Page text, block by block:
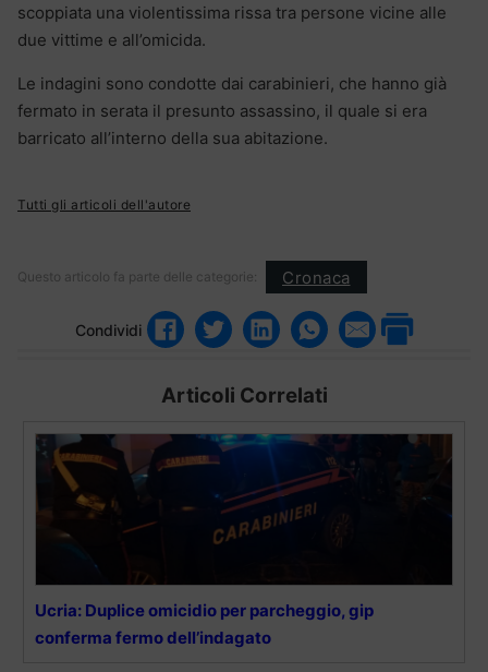
scoppiata una violentissima rissa tra persone vicine alle
due vittime e all’omicida.
Le indagini sono condotte dai carabinieri, che hanno già
fermato in serata il presunto assassino, il quale si era
barricato all’interno della sua abitazione.
Tutti gli articoli dell'autore
Questo articolo fa parte delle categorie: Cronaca
Condividi
Articoli Correlati
Ucria: Duplice omicidio per parcheggio, gip
conferma fermo dell’indagato